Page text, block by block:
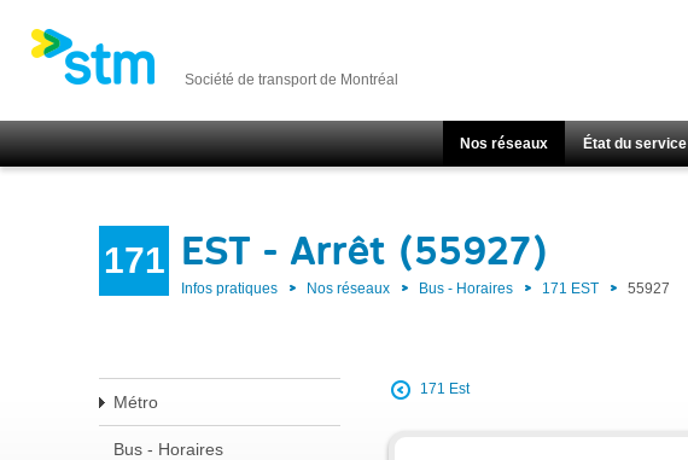
Société de transport de Montréal
Nos réseaux État du service
171 EST - Arrêt (55927)
Infos pratiques Nos réseaux Bus - Horaires 171 EST 55927
Métro
Bus - Horaires
171 Est